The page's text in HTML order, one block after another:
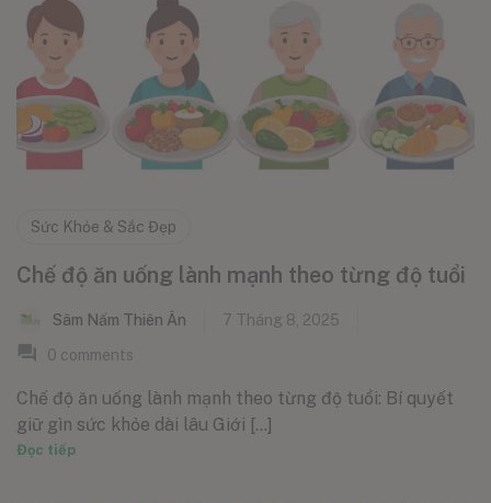
Sức Khỏe & Sắc Đẹp
Chế độ ăn uống lành mạnh theo từng độ tuổi
Sâm Nấm Thiên Ân
7 Tháng 8, 2025
0 comments
Chế độ ăn uống lành mạnh theo từng độ tuổi: Bí quyết
giữ gìn sức khỏe dài lâu Giới [...]
Đọc tiếp